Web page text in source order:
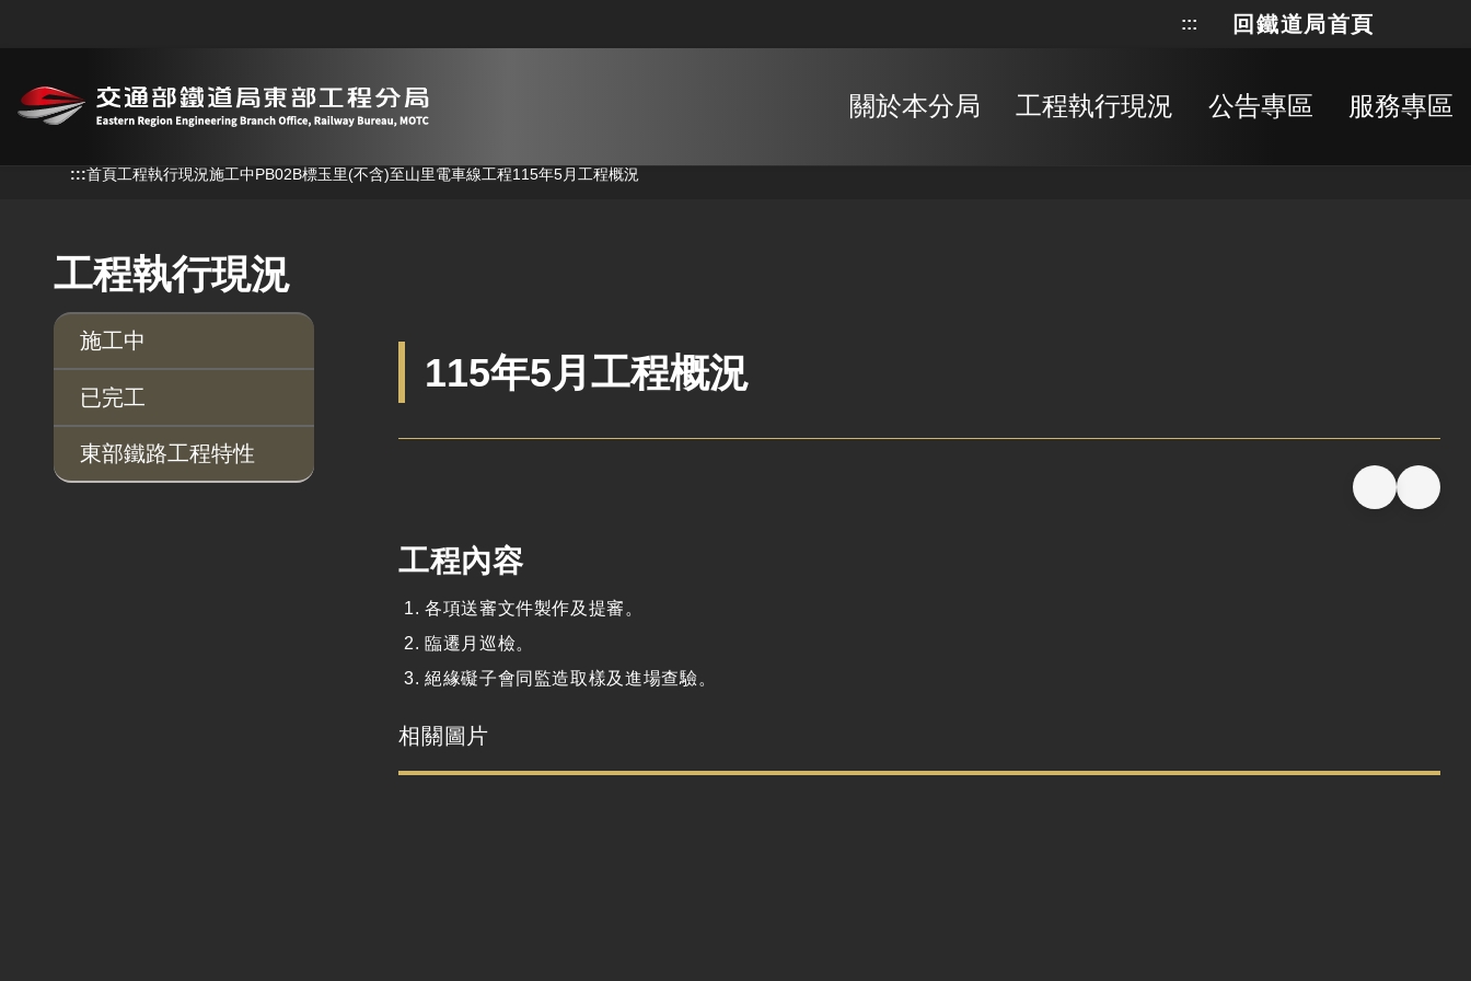
::: 回鐵道局首頁
關於本分局 工程執行現況 公告專區 服務專區
:::首頁工程執行現況施工中PB02B標玉里(不含)至山里電車線工程115年5月工程概況
工程執行現況
施工中
已完工
東部鐵路工程特性
115年5月工程概況
工程內容
各項送審文件製作及提審。
臨遷月巡檢。
絕緣礙子會同監造取樣及進場查驗。
相關圖片